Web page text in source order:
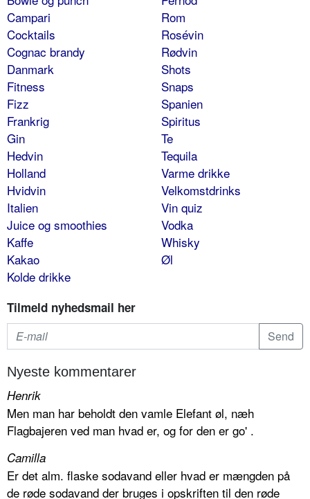
Campari
Cocktails
Cognac brandy
Danmark
Fitness
Fizz
Frankrig
Gin
Hedvin
Holland
Hvidvin
Italien
Juice og smoothies
Kaffe
Kakao
Kolde drikke
Rom
Rosévin
Rødvin
Shots
Snaps
Spanien
Spiritus
Te
Tequila
Varme drikke
Velkomstdrinks
Vin quiz
Vodka
Whisky
Øl
Tilmeld nyhedsmail her
Nyeste kommentarer
Henrik
Men man har beholdt den vamle Elefant øl, næh
Flagbajeren ved man hvad er, og for den er go' .
Camilla
Er det alm. flaske sodavand eller hvad er mængden på
de røde sodavand der bruges i opskriften til den røde